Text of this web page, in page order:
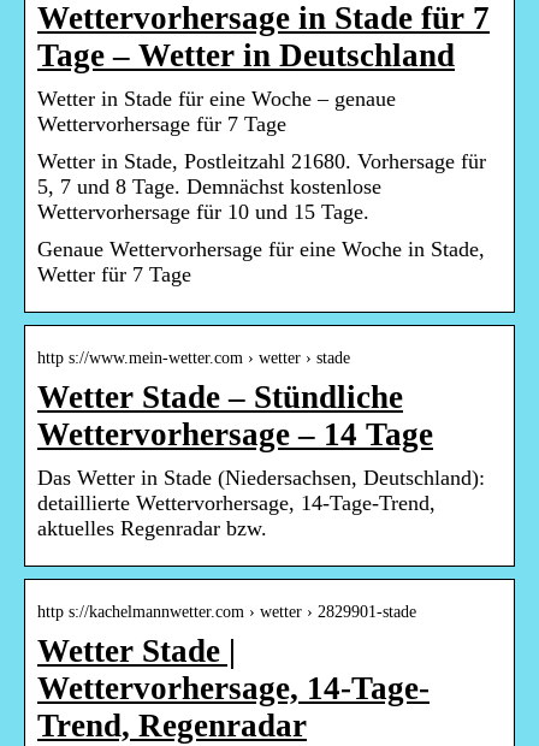
Wettervorhersage in Stade für 7
Tage – Wetter in Deutschland
Wetter in Stade für eine Woche – genaue
Wettervorhersage für 7 Tage
Wetter in Stade, Postleitzahl 21680. Vorhersage für
5, 7 und 8 Tage. Demnächst kostenlose
Wettervorhersage für 10 und 15 Tage.
Genaue Wettervorhersage für eine Woche in Stade,
Wetter für 7 Tage
http s://www.mein-wetter.com › wetter › stade
Wetter Stade – Stündliche
Wettervorhersage – 14 Tage
Das Wetter in Stade (Niedersachsen, Deutschland):
detaillierte Wettervorhersage, 14-Tage-Trend,
aktuelles Regenradar bzw.
http s://kachelmannwetter.com › wetter › 2829901-stade
Wetter Stade |
Wettervorhersage, 14-Tage-
Trend, Regenradar